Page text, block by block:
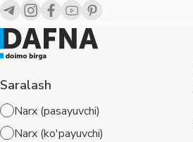
Saralash
Narx (pasayuvchi)
Narx (ko'payuvchi)